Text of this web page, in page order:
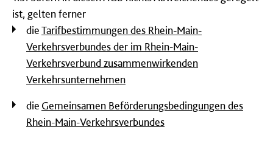
ist, gelten ferner
dieTarifbestimmungen des Rhein-Main-
Verkehrsverbundes der im Rhein-Main-
Verkehrsverbund zusammenwirkenden
Verkehrsunternehmen
die Gemeinsamen Beförderungsbedingungen des
Rhein-Main-Verkehrsverbundes